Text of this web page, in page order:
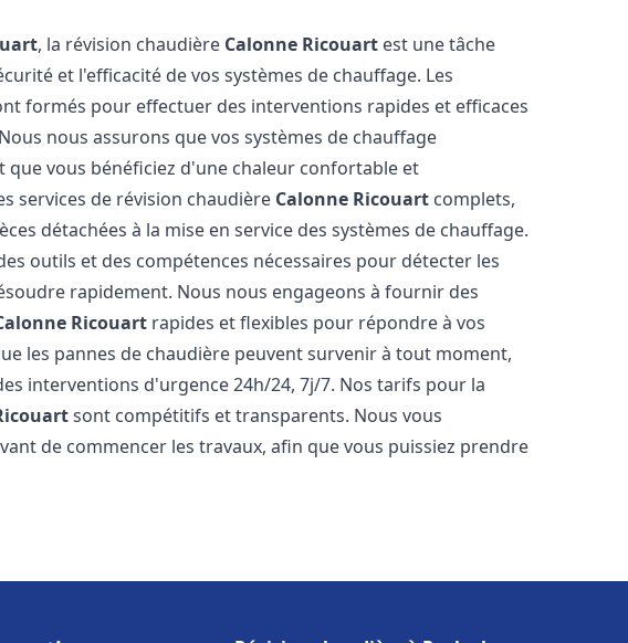
, la révision chaudière Calonne Ricouart est une tâche
et l'efficacité de vos systèmes de chauffage. Les
formés pour effectuer des interventions rapides et efficaces
nous assurons que vos systèmes de chauffage
vous bénéficiez d'une chaleur confortable et
services de révision chaudière Calonne Ricouart complets,
détachées à la mise en service des systèmes de chauffage.
outils et des compétences nécessaires pour détecter les
rapidement. Nous nous engageons à fournir des
Ricouart rapides et flexibles pour répondre à vos
les pannes de chaudière peuvent survenir à tout moment,
interventions d'urgence 24h/24, 7j/7. Nos tarifs pour la
sont compétitifs et transparents. Nous vous
de commencer les travaux, afin que vous puissiez prendre